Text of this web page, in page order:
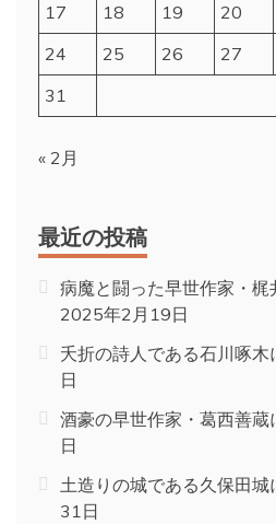
17
18 19 20
24
25 26 27
31
« 2月
最近の投稿
病魔と闘った早世作家・梶
2025年2月19日
夭折の詩人である石川啄木
日
酒豪の早世作家・葛西善蔵
日
土造りの城である久保田城
31日